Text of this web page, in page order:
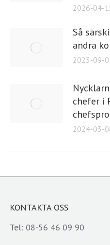
2026-04-
Så
andra
2025-09-
chefer i
2024-03-
KONTAKTA OSS
Tel: 08-56 46 09 90